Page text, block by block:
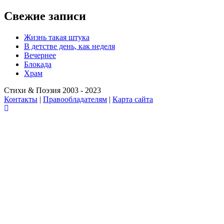
Свежие записи
Жизнь такая штука
В детстве день, как неделя
Вечернее
Блокада
Храм
Стихи & Поэзия 2003 - 2023
Контакты | Правообладателям | Карта сайта